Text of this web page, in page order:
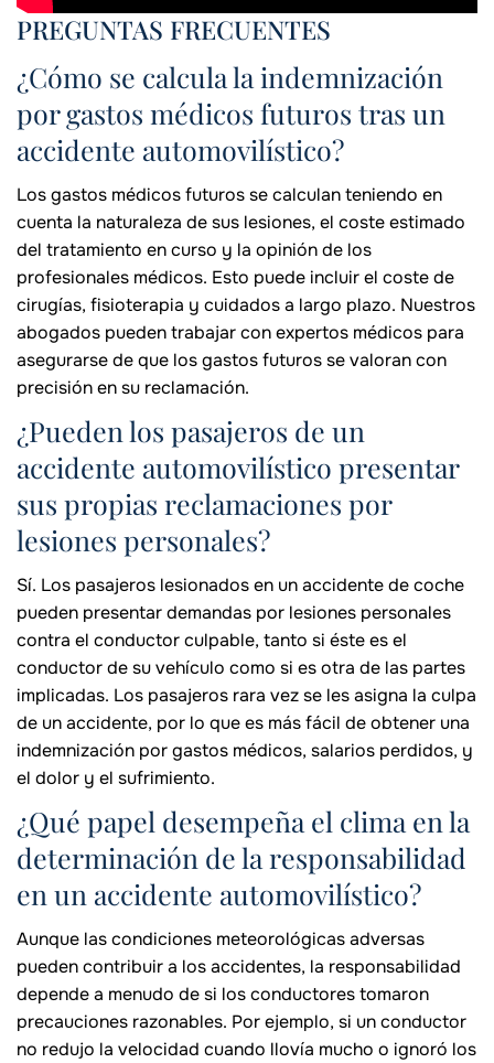
PREGUNTAS FRECUENTES
¿Cómo se calcula la indemnización
por gastos médicos futuros tras un
accidente automovilístico?
Los gastos médicos futuros se calculan teniendo en
cuenta la naturaleza de sus lesiones, el coste estimado
del tratamiento en curso y la opinión de los
profesionales médicos. Esto puede incluir el coste de
cirugías, fisioterapia y cuidados a largo plazo. Nuestros
abogados pueden trabajar con expertos médicos para
asegurarse de que los gastos futuros se valoran con
precisión en su reclamación.
¿Pueden los pasajeros de un
accidente automovilístico presentar
sus propias reclamaciones por
lesiones personales?
Sí. Los pasajeros lesionados en un accidente de coche
pueden presentar demandas por lesiones personales
contra el conductor culpable, tanto si éste es el
conductor de su vehículo como si es otra de las partes
implicadas. Los pasajeros rara vez se les asigna la culpa
de un accidente, por lo que es más fácil de obtener una
indemnización por gastos médicos, salarios perdidos, y
el dolor y el sufrimiento.
¿Qué papel desempeña el clima en la
determinación de la responsabilidad
en un accidente automovilístico?
Aunque las condiciones meteorológicas adversas
pueden contribuir a los accidentes, la responsabilidad
depende a menudo de si los conductores tomaron
precauciones razonables. Por ejemplo, si un conductor
no redujo la velocidad cuando llovía mucho o ignoró los